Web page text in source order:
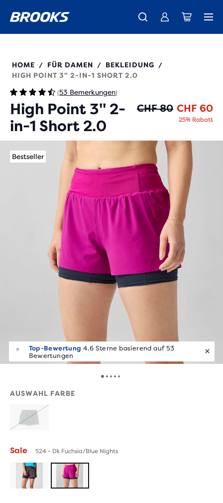
Kostenloser Versand für alle Bestellungen über CHF 100
Der brandneue Ghost Amp ist da - Shop Damen Herren
Wir präsentieren die neue Cascadia Kollektion - Jetzt kaufen
221656
HOME / FÜR DAMEN / BEKLEIDUNG
/
HIGH POINT 3" 2-IN-1 SHORT 2.0
(53 Bemerkungen)
High Point 3" 2-
in-1 Short 2.0
CHF 80 CHF 60
25% Rabatt
Top-Bewertung 4.6 Sterne basierend auf 53
Bewertungen
Bestseller
AUSWAHL FARBE
AUSVERKAUFT
Sale 524 - Dk Fuchsia/Blue Nights